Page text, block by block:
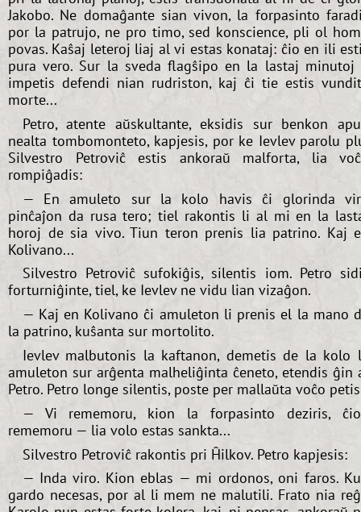
Jakobo. Ne domaĝante sian vivon, la forpasinto
por la patrujo, ne pro timo, sed konscience, pli ol
povas. Kaŝaj leteroj liaj al vi estas konataj: ĉio en ili
pura vero. Sur la sveda flagŝipo en la lastaj
impetis defendi nian rudriston, kaj ĉi tie estis
morte...
Petro, atente aŭskultante, eksidis sur benkon
nealta tombomonteto, kapjesis, por ke Ievlev parolu
Silvestro Petroviĉ estis ankoraŭ malforta, lia
rompiĝadis:
— En amuleto sur la kolo havis ĉi glorinda
pinĉaĵon da rusa tero; tiel rakontis li al mi en la
horoj de sia vivo. Tiun teron prenis lia patrino. Kaj
Kolivano...
Silvestro Petroviĉ sufokiĝis, silentis iom. Petro
forturniĝinte, tiel, ke Ievlev ne vidu lian vizaĝon.
— Kaj en Kolivano ĉi amuleton li prenis el la mano
la patrino, kuŝanta sur mortolito.
Ievlev malbutonis la kaftanon, demetis de la kolo
amuleton sur arĝenta malheliĝinta ĉeneto, etendis ĝin
Petro. Petro longe silentis, poste per mallaŭta voĉo
— Vi rememoru, kion la forpasinto deziris,
rememoru — lia volo estas sankta...
Silvestro Petroviĉ rakontis pri Ĥilkov. Petro kapjesis:
— Inda viro. Kion eblas — mi ordonos, oni faros.
gardo necesas, por al li mem ne malutili. Frato nia